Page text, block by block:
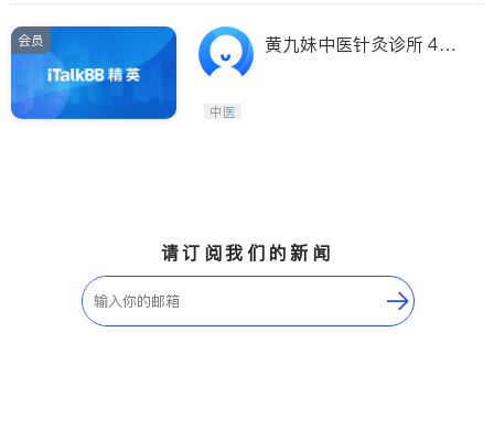
会员
黄九妹中医针灸诊所 40
中医
请订阅我们的新闻